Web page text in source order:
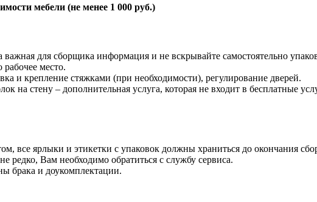
мебели (не менее 1 000 руб.)
для сборщика информация и не вскрывайте самостоятельно
место.
и крепление стяжками (при необходимости), регулирование дверей.
на стену – дополнительная услуга, которая не входит в бесплатные
все ярлыки и этикетки с упаковок должны храниться до окончания
редко, Вам необходимо обратиться с службу сервиса.
брака и доукомплектации.